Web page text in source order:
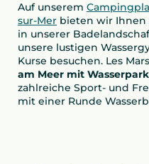
Auf unserem
sur-Mer bieten wir Ihnen
in unserer
unsere lustigen
Kurse besuchen. Les
am Meer mit Wasserpark
zahlreiche Sport- und
mit einer Runde